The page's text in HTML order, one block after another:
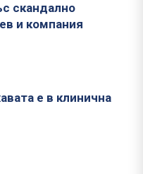
скандално
и компания
е в клинична